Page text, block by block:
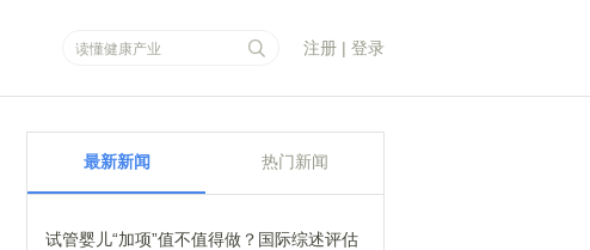
注册 | 登录
最新新闻 热门新闻
试管婴儿“加项”值不值得做？国际综述评估